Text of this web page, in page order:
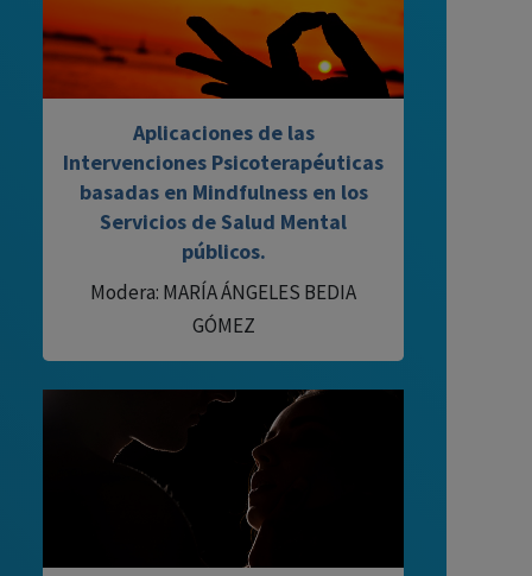
Aplicaciones de las
Intervenciones Psicoterapéuticas
basadas en Mindfulness en los
Servicios de Salud Mental
públicos.
Modera: MARÍA ÁNGELES BEDIA
GÓMEZ